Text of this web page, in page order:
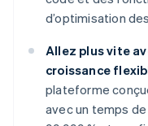
d’optimisation
Allez plus vite
croissance
plateforme
avec un temps